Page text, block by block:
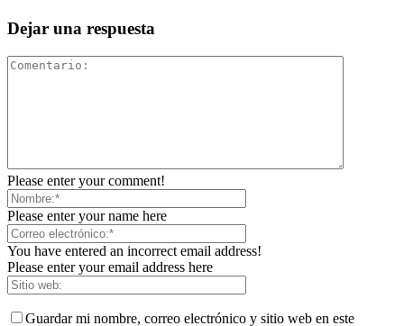
Dejar una respuesta
Please enter your comment!
Please enter your name here
You have entered an incorrect email address!
Please enter your email address here
Guardar mi nombre, correo electrónico y sitio web en este